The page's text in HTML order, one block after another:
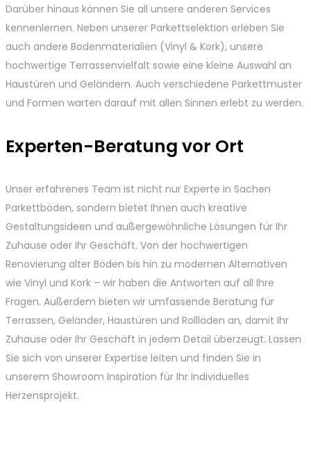
Darüber hinaus können Sie all unsere anderen Services
kennenlernen. Neben unserer Parkettselektion erleben Sie
auch andere Bodenmaterialien (Vinyl & Kork), unsere
hochwertige Terrassenvielfalt sowie eine kleine Auswahl an
Haustüren und Geländern. Auch verschiedene Parkettmuster
und Formen warten darauf mit allen Sinnen erlebt zu werden.
Experten-Beratung vor Ort
Unser erfahrenes Team ist nicht nur Experte in Sachen
Parkettböden, sondern bietet Ihnen auch kreative
Gestaltungsideen und außergewöhnliche Lösungen für Ihr
Zuhause oder Ihr Geschäft. Von der hochwertigen
Renovierung alter Böden bis hin zu modernen Alternativen
wie Vinyl und Kork – wir haben die Antworten auf all Ihre
Fragen. Außerdem bieten wir umfassende Beratung für
Terrassen, Geländer, Haustüren und Rollläden an, damit Ihr
Zuhause oder Ihr Geschäft in jedem Detail überzeugt. Lassen
Sie sich von unserer Expertise leiten und finden Sie in
unserem Showroom Inspiration für Ihr individuelles
Herzensprojekt.